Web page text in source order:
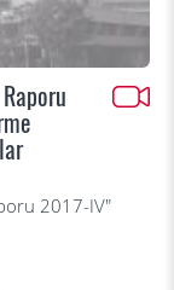
2017-IV"